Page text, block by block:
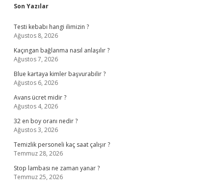
Sidebar
Son Yazılar
Testi kebabı hangi ilimizin ?
Ağustos 8, 2026
Kaçıngan bağlanma nasıl anlaşılır ?
Ağustos 7, 2026
Blue kartaya kimler başvurabilir ?
Ağustos 6, 2026
Avans ücret midir ?
Ağustos 4, 2026
32 en boy oranı nedir ?
Ağustos 3, 2026
Temizlik personeli kaç saat çalışır ?
Temmuz 28, 2026
Stop lambası ne zaman yanar ?
Temmuz 25, 2026